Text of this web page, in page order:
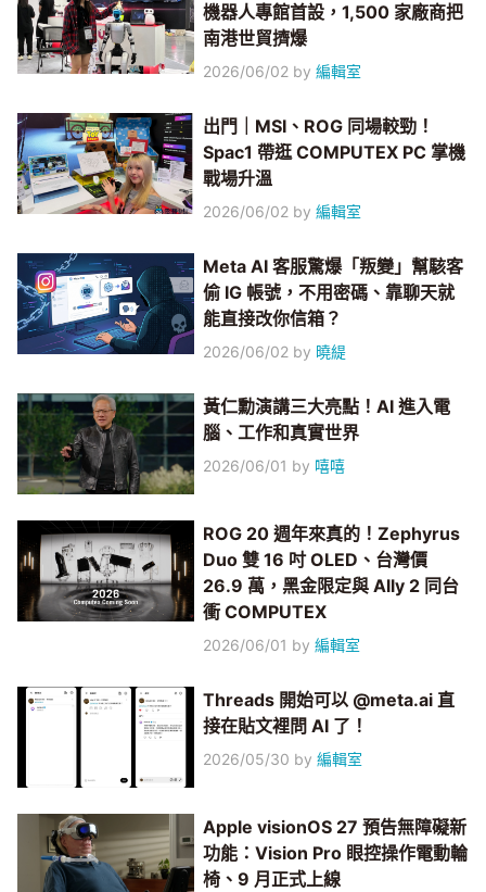
機器人專館首設，1,500 家廠商把
南港世貿擠爆
2026/06/02 by編輯室
出門｜MSI、ROG 同場較勁！
Spac1 帶逛 COMPUTEX PC 掌機
戰場升溫
2026/06/02 by編輯室
Meta AI 客服驚爆「叛變」幫駭客
偷 IG 帳號，不用密碼、靠聊天就
能直接改你信箱？
2026/06/02 by 曉緹
黃仁勳演講三大亮點！AI 進入電
腦、工作和真實世界
2026/06/01 by 嘻嘻
ROG 20 週年來真的！Zephyrus
Duo 雙 16 吋 OLED、台灣價
26.9 萬，黑金限定與 Ally 2 同台
衝 COMPUTEX
2026/06/01 by編輯室
Threads 開始可以 @meta.ai 直
接在貼文裡問 AI 了！
2026/05/30 by編輯室
Apple visionOS 27 預告無障礙新
功能：Vision Pro 眼控操作電動輪
椅、9 月正式上線